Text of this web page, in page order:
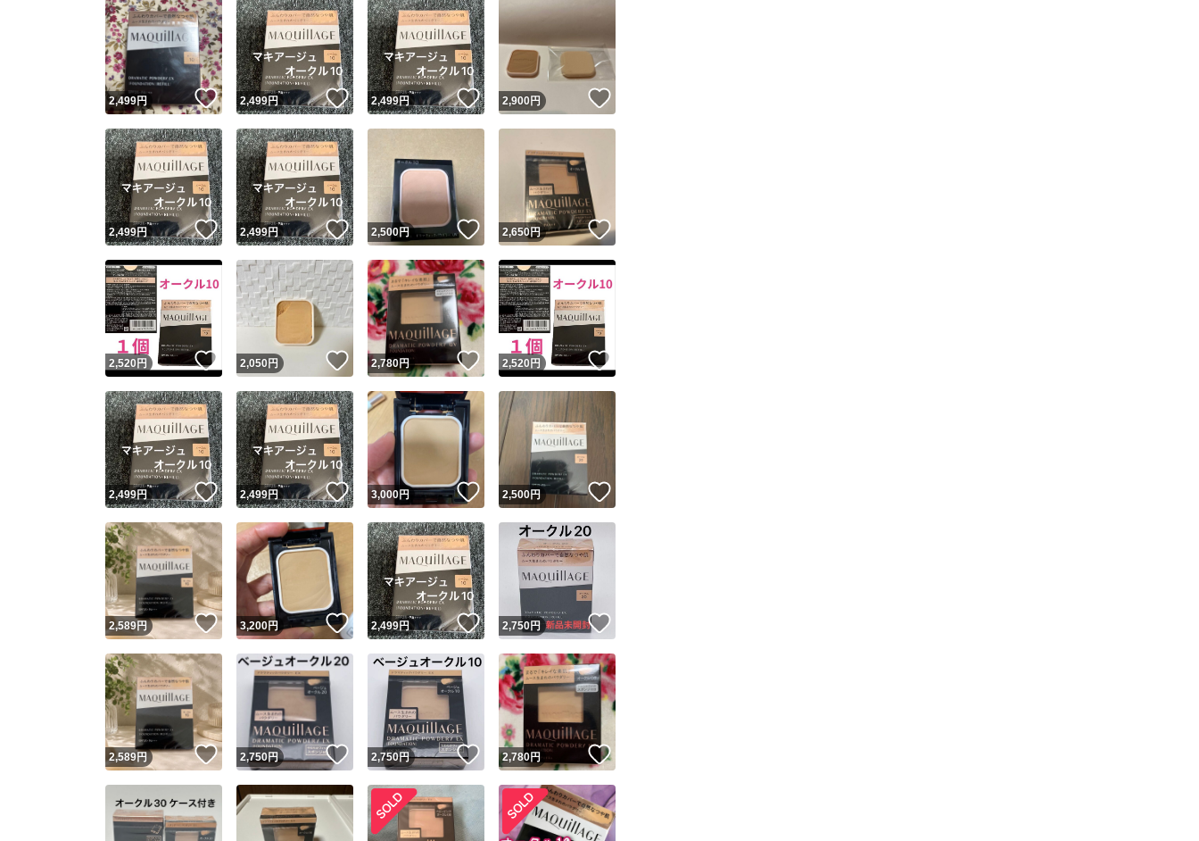
2,499円 いいね！
2,499円 いいね！
2,499円 いいね！
2,900円
2,499円 いいね！
2,499円 いいね！
2,500円 いいね！
2,650円 いいね！
2,520 円 いいね！
2,050円 いいね！
2,780円 いいね！
2,520 円
2,499円 いいね！
2,499円 いいね！
3,000円 いいね！
2,500円
2,589円 いいね！
3,200円 いいね！
2,499円 いいね！
2,750円
2,589円 いいね！
2,750円 いいね！
2,750円 いいね！
2,780円